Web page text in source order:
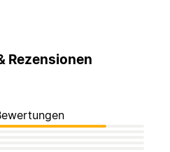
Rezensionen